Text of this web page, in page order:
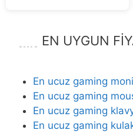
EN UYGUN
En ucuz gaming
En ucuz gaming
En ucuz gaming
En ucuz gaming